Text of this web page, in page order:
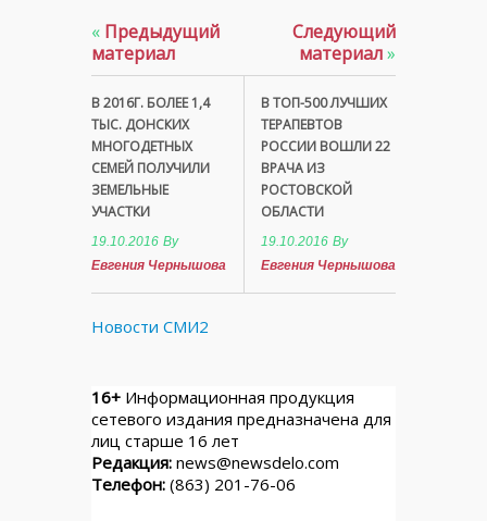
« Предыдущий
материал
В 2016Г. БОЛЕЕ 1,4
ТЫС. ДОНСКИХ
МНОГОДЕТНЫХ
СЕМЕЙ ПОЛУЧИЛИ
ЗЕМЕЛЬНЫЕ
УЧАСТКИ
19.10.2016 By
Евгения Чернышова
Следующий
материал»
В ТОП-500 ЛУЧШИХ
ТЕРАПЕВТОВ
РОССИИ ВОШЛИ 22
ВРАЧА ИЗ
РОСТОВСКОЙ
ОБЛАСТИ
19.10.2016 By
Евгения Чернышова
Новости СМИ2
16+ Информационная продукция
сетевого издания предназначена для
лиц старше 16 лет
Редакция: news@newsdelo.com
Телефон: (863) 201-76-06